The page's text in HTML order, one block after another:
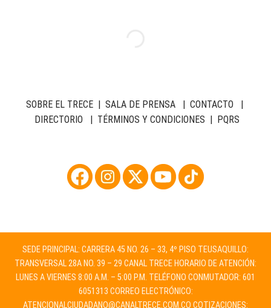
SOBRE EL TRECE| SALA DE PRENSA| CONTACTO |
DIRECTORIO | TÉRMINOS Y CONDICIONES | PQRS
SEDE PRINCIPAL: CARRERA 45 NO. 26 – 33, 4º PISO TEUSAQUILLO:
TRANSVERSAL 28A NO. 39 – 29 CANAL TRECE HORARIO DE ATENCIÓN:
LUNES A VIERNES 8:00 A.M. – 5:00 P.M. TELÉFONO CONMUTADOR: 601
6051313 CORREO ELECTRÓNICO:
ATENCIONALCIUDADANO@CANALTRECE.COM.CO COTIZACIONES: